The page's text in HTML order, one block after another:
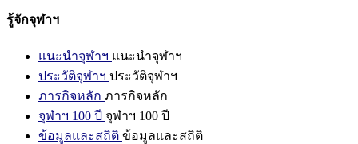
รู้จักจุฬาฯ
แนะนำจุฬาฯ แนะนำจุฬาฯ
ประวัติจุฬาฯ ประวัติจุฬาฯ
ภารกิจหลัก ภารกิจหลัก
จุฬาฯ 100 ปี จุฬาฯ 100 ปี
ข้อมูลและสถิติ ข้อมูลและสถิติ